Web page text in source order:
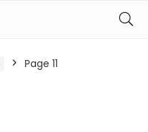
Page 11